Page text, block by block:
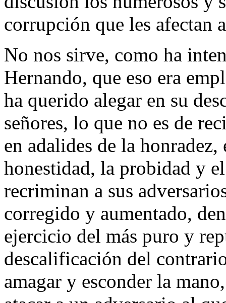
corrupción que les afectan
No nos sirve, como ha
Hernando, que eso era
ha querido alegar en su
señores, lo que no es de
en adalides de la
honestidad, la probidad y
recriminan a sus
corregido y aumentado,
ejercicio del más puro y
descalificación del
amagar y esconder la